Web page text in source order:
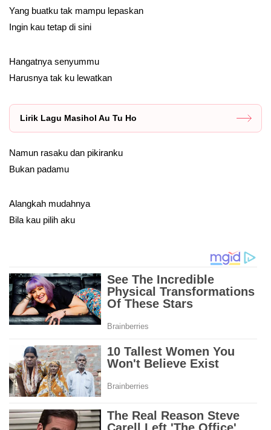
Yang buatku tak mampu lepaskan
Ingin kau tetap di sini
Hangatnya senyummu
Harusnya tak ku lewatkan
Lirik Lagu Masihol Au Tu Ho
Namun rasaku dan pikiranku
Bukan padamu
Alangkah mudahnya
Bila kau pilih aku